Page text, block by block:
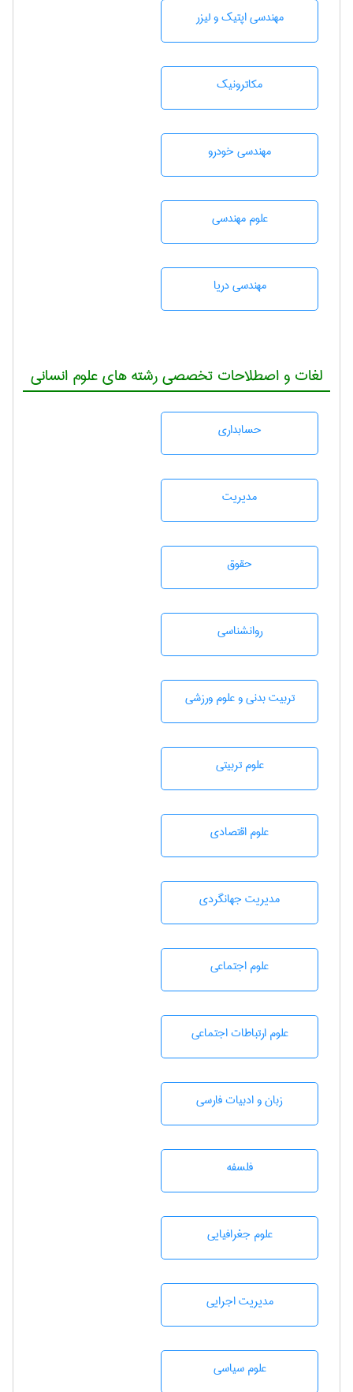
مهندسی اپتیک و لیزر
مکاترونیک
مهندسی خودرو
علوم مهندسی
مهندسی دریا
لغات و اصطلاحات تخصصی رشته های علوم انسانی
حسابداری
مديريت
حقوق
روانشناسی
تربيت بدنی و علوم ورزشی
علوم تربيتی
علوم اقتصادی
مديريت جهانگردی
علوم اجتماعی
علوم ارتباطات اجتماعی
زبان و ادبيات فارسی
فلسفه
علوم جغرافيايی
مديريت اجرايی
علوم سياسی